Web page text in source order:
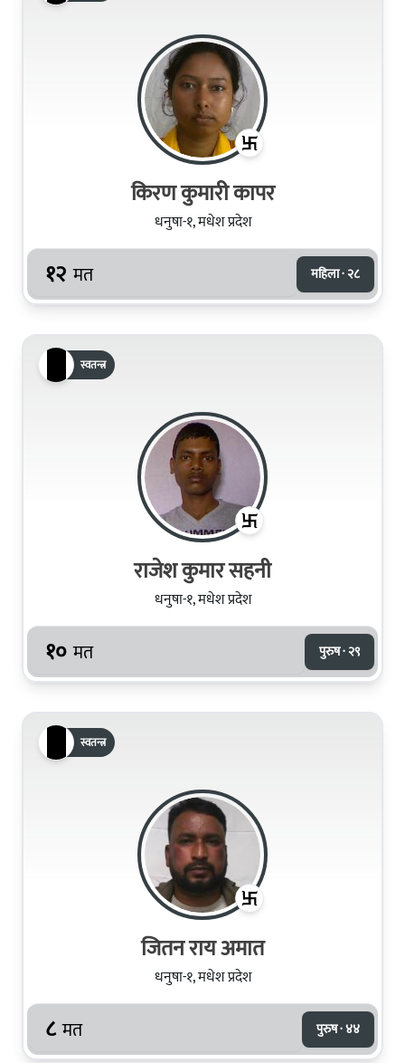
किरण कुमारी कापर
धनुषा-१, मधेश प्रदेश
१२ मत महिला · २८
स्वतन्त्र
राजेश कुमार सहनी
धनुषा-१, मधेश प्रदेश
१० मत पुरुष · २९
स्वतन्त्र
जितन राय अमात
धनुषा-१, मधेश प्रदेश
८ मत पुरुष · ४४